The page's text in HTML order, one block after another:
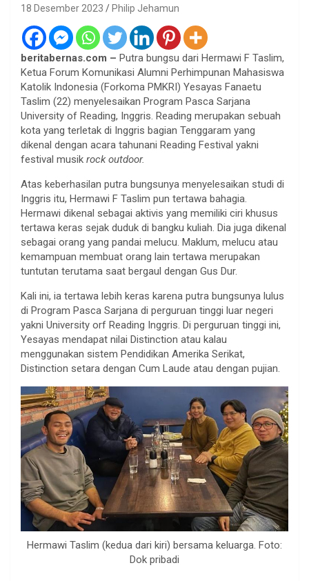
18 Desember 2023 Philip Jehamun
beritabernas.com – Putra bungsu dari Hermawi F Taslim,
Ketua Forum Komunikasi Alumni Perhimpunan Mahasiswa
Katolik Indonesia (Forkoma PMKRI) Yesayas Fanaetu
Taslim (22) menyelesaikan Program Pasca Sarjana
University of Reading, Inggris. Reading merupakan sebuah
kota yang terletak di Inggris bagian Tenggaram yang
dikenal dengan acara tahunani Reading Festival yakni
festival musik rock outdoor.
Atas keberhasilan putra bungsunya menyelesaikan studi di
Inggris itu, Hermawi F Taslim pun tertawa bahagia.
Hermawi dikenal sebagai aktivis yang memiliki ciri khusus
tertawa keras sejak duduk di bangku kuliah. Dia juga dikenal
sebagai orang yang pandai melucu. Maklum, melucu atau
kemampuan membuat orang lain tertawa merupakan
tuntutan terutama saat bergaul dengan Gus Dur.
Kali ini, ia tertawa lebih keras karena putra bungsunya lulus
di Program Pasca Sarjana di perguruan tinggi luar negeri
yakni University orf Reading Inggris. Di perguruan tinggi ini,
Yesayas mendapat nilai Distinction atau kalau
menggunakan sistem Pendidikan Amerika Serikat,
Distinction setara dengan Cum Laude atau dengan pujian.
Hermawi Taslim (kedua dari kiri) bersama keluarga. Foto:
Dok pribadi